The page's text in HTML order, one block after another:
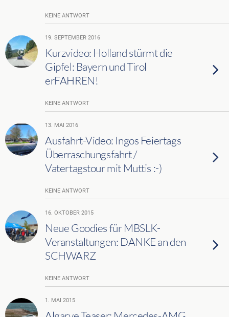
KEINE ANTWORT
19. SEPTEMBER 2016
Kurzvideo: Holland stürmt die
Gipfel: Bayern und Tirol
erFAHREN!
KEINE ANTWORT
13. MAI 2016
Ausfahrt-Video: Ingos Feiertags
Überraschungsfahrt /
Vatertagstour mit Muttis :-)
KEINE ANTWORT
16. OKTOBER 2015
Neue Goodies für MBSLK-
Veranstaltungen: DANKE an den
SCHWARZ
KEINE ANTWORT
1. MAI 2015